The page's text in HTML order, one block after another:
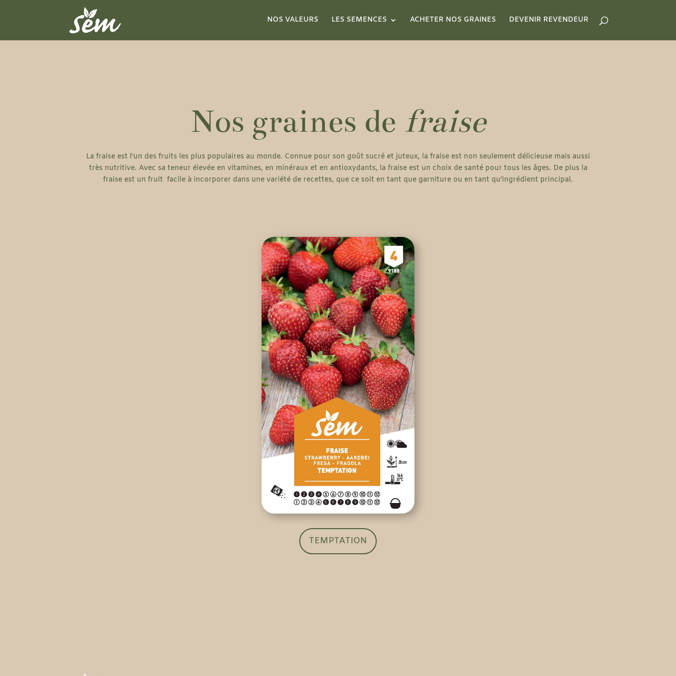
NOS VALEURS LES SEMENCES ACHETER NOS GRAINES DEVENIR REVENDEUR
Nos graines de fraise
La fraise est l’un des fruits les plus populaires au monde. Connue pour son goût sucré et juteux, la fraise est non seulement délicieuse mais aussi
très nutritive. Avec sa teneur élevée en vitamines, en minéraux et en antioxydants, la fraise est un choix de santé pour tous les âges. De plus la
fraise est un fruit facile à incorporer dans une variété de recettes, que ce soit en tant que garniture ou en tant qu’ingrédient principal.
TEMPTATION